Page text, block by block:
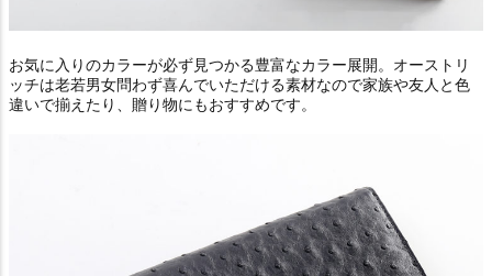
お気に入りのカラーが必ず見つかる豊富なカラー展開。オーストリ
ッチは老若男女問わず喜んでいただける素材なので家族や友人と色
違いで揃えたり、贈り物にもおすすめです。